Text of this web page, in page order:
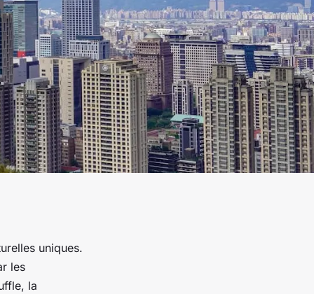
uniques.
les
la